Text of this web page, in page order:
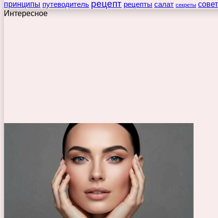
принципы путеводитель рецепт рецепты салат секреты
Интересное